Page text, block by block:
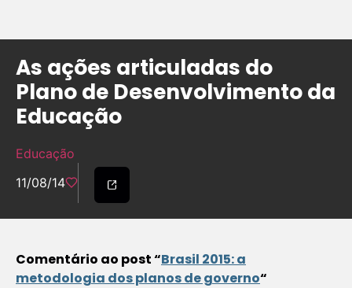
As ações articuladas do
Plano de Desenvolvimento da
Educação
Educação
11/08/14
Comentário ao post “Brasil 2015: a
metodologia dos planos de governo“